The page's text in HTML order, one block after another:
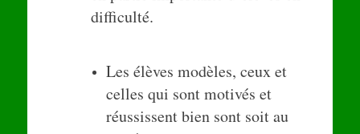
difficulté.
Les élèves modèles, ceux et
celles qui sont motivés et
réussissent bien sont soit au